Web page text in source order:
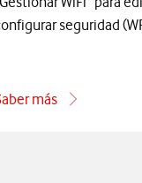
seguridad
más
de Cómo